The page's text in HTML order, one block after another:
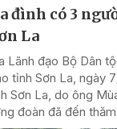
đình có 3
La
Lãnh đạo Bộ Dân
tỉnh Sơn La, ngày
Sơn La, do ông
đoàn đã đến